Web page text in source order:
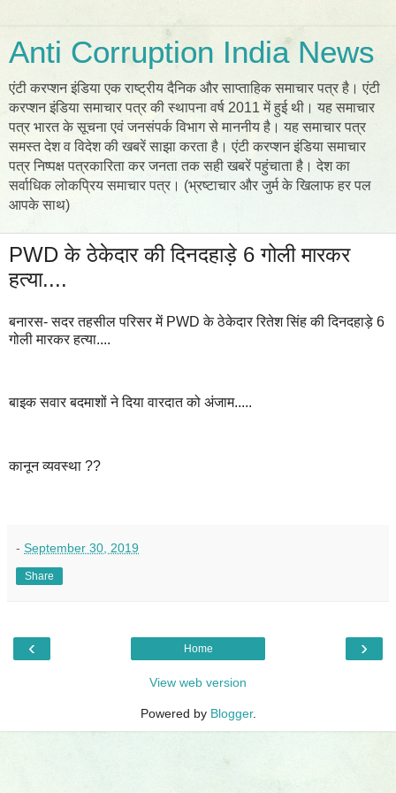
Anti Corruption India News
एंटी करप्शन इंडिया एक राष्ट्रीय दैनिक और साप्ताहिक समाचार पत्र है। एंटी
करप्शन इंडिया समाचार पत्र की स्थापना वर्ष 2011 में हुई थी। यह समाचार
पत्र भारत के सूचना एवं जनसंपर्क विभाग से माननीय है। यह समाचार पत्र
समस्त देश व विदेश की खबरें साझा करता है। एंटी करप्शन इंडिया समाचार
पत्र निष्पक्ष पत्रकारिता कर जनता तक सही खबरें पहुंचाता है। देश का
सर्वाधिक लोकप्रिय समाचार पत्र। (भ्रष्टाचार और जुर्म के खिलाफ हर पल
आपके साथ)
PWD के ठेकेदार की दिनदहाड़े 6 गोली मारकर
हत्या....
बनारस- सदर तहसील परिसर में PWD के ठेकेदार रितेश सिंह की दिनदहाड़े 6
गोली मारकर हत्या....
बाइक सवार बदमाशों ने दिया वारदात को अंजाम.....
कानून व्यवस्था ??
- September 30, 2019
Share
‹ ›
Home
View web version
Powered by Blogger.